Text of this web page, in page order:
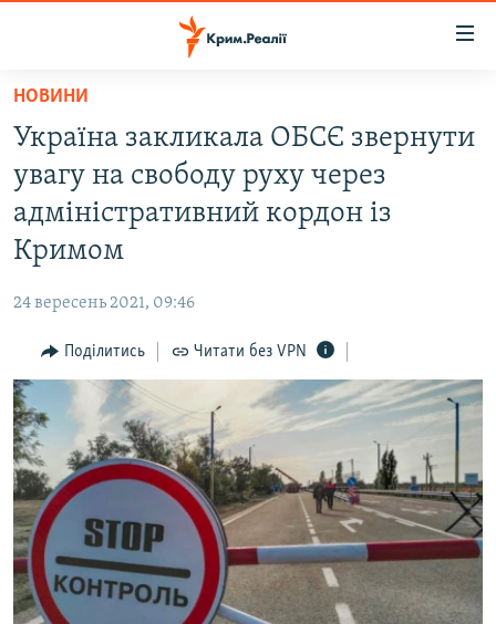
Перейти
основного
матеріалу
Перейти
до
основної
Перейти
пошуку
ВОДА.КРИМ
ВІДЕО ТА ФОТО
ПОЛІТИКА
ПОГЛЯД
ІНТЕРВ'Ю
ВСЕ ЗА ДЕНЬ
СПЕЦПРОЕКТИ
ДЕПОРТАЦІЯ
ВІДЕОУРОКИ «ELIFBE»
СВІДЧЕННЯ ОКУПАЦІЇ
УКРАЇНСЬКА ПРОБЛЕМА КРИМУ
ЯК ОБІЙТИ БЛОКУВАННЯ
Русский
Qırımtatar
НОВИНИ
Україна закликала ОБСЄ звернути
увагу на свободу руху через
адміністративний кордон із
Кримом
24 вересень 2021, 09:46
Поділитись Читати без VPN